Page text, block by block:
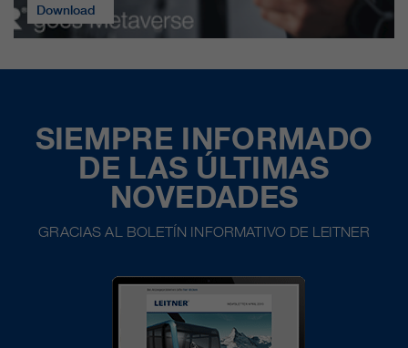
Download
SIEMPRE INFORMADO
DE LAS ÚLTIMAS
NOVEDADES
GRACIAS AL BOLETÍN INFORMATIVO DE LEITNER